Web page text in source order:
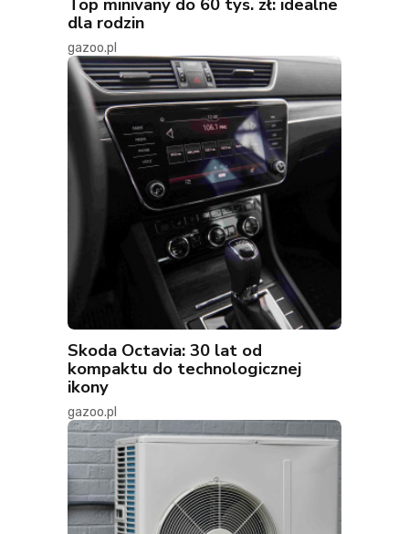
dla rodzin
gazoo.pl
Skoda Octavia: 30 lat od
kompaktu do technologicznej
ikony
gazoo.pl